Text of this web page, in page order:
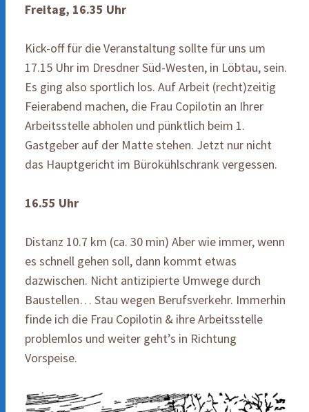
Freitag, 16.35 Uhr
Kick-off für die Veranstaltung sollte für uns um
17.15 Uhr im Dresdner Süd-Westen, in Löbtau, sein.
Es ging also sportlich los. Auf Arbeit (recht)zeitig
Feierabend machen, die Frau Copilotin an Ihrer
Arbeitsstelle abholen und pünktlich beim 1.
Gastgeber auf der Matte stehen. Jetzt nur nicht
das Hauptgericht im Bürokühlschrank vergessen.
16.55 Uhr
Distanz 10.7 km (ca. 30 min) Aber wie immer, wenn
es schnell gehen soll, dann kommt etwas
dazwischen. Nicht antizipierte Umwege durch
Baustellen… Stau wegen Berufsverkehr. Immerhin
finde ich die Frau Copilotin & ihre Arbeitsstelle
problemlos und weiter geht’s in Richtung
Vorspeise.